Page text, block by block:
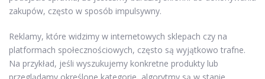
zakupów, często w sposób impulsywny.
Reklamy, które widzimy w internetowych sklepach czy na
platformach społecznościowych, często są wyjątkowo trafne.
Na przykład, jeśli wyszukujemy konkretne produkty lub
przeglądamy określone kategorie, algorytmy są w stanie